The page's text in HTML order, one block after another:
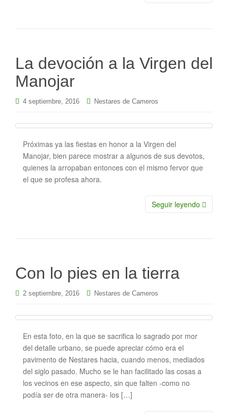
La devoción a la Virgen del
Manojar
4 septiembre, 2016 Nestares de Cameros
Próximas ya las fiestas en honor a la Virgen del
Manojar, bien parece mostrar a algunos de sus devotos,
quienes la arropaban entonces con el mismo fervor que
el que se profesa ahora.
Seguir leyendo
Con lo pies en la tierra
2 septiembre, 2016 Nestares de Cameros
En esta foto, en la que se sacrifica lo sagrado por mor
del detalle urbano, se puede apreciar cómo era el
pavimento de Nestares hacia, cuando menos, mediados
del siglo pasado. Mucho se le han facilitado las cosas a
los vecinos en ese aspecto, sin que falten -como no
podía ser de otra manera- los […]